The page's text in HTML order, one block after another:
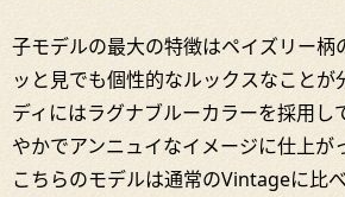
子モデルの最大の特徴はペイズリー柄
ッと見でも個性的なルックスなことが
ディにはラグナブルーカラーを採用し
やかでアンニュイなイメージに仕上が
こちらのモデルは通常のVintageに比